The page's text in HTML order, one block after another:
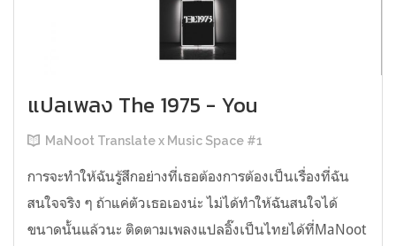
แปลเพลง The 1975 - You
MaNoot Translate x Music Space #1
การจะทำให้ฉันรู้สึกอย่างที่เธอต้องการต้องเป็นเรื่องที่ฉัน
สนใจจริง ๆ ถ้าแค่ตัวเธอเองน่ะ ไม่ได้ทำให้ฉันสนใจได้
ขนาดนั้นแล้วนะ ติดตามเพลงแปลอิ๊งเป็นไทยได้ที่MaNoot